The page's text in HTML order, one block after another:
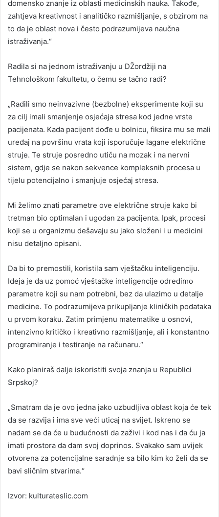
domensko znanje iz oblasti medicinskih nauka. Takođe,
zahtjeva kreativnost i analitičko razmišljanje, s obzirom na
to da je oblast nova i često podrazumijeva naučna
istraživanja.“
Radila si na jednom istraživanju u DŽordžiji na
Tehnološkom fakultetu, o čemu se tačno radi?
„Radili smo neinvazivne (bezbolne) eksperimente koji su
za cilj imali smanjenje osjećaja stresa kod jedne vrste
pacijenata. Kada pacijent dođe u bolnicu, fiksira mu se mali
uređaj na površinu vrata koji isporučuje lagane električne
struje. Te struje posredno utiču na mozak i na nervni
sistem, gdje se nakon sekvence kompleksnih procesa u
tijelu potencijalno i smanjuje osjećaj stresa.
Mi želimo znati parametre ove električne struje kako bi
tretman bio optimalan i ugodan za pacijenta. Ipak, procesi
koji se u organizmu dešavaju su jako složeni i u medicini
nisu detaljno opisani.
Da bi to premostili, koristila sam vještačku inteligenciju.
Ideja je da uz pomoć vještačke inteligencije odredimo
parametre koji su nam potrebni, bez da ulazimo u detalje
medicine. To podrazumijeva prikupljanje kliničkih podataka
u prvom koraku. Zatim primjenu matematike u osnovi,
intenzivno kritičko i kreativno razmišljanje, ali i konstantno
programiranje i testiranje na računaru.“
Kako planiraš dalje iskoristiti svoja znanja u Republici
Srpskoj?
„Smatram da je ovo jedna jako uzbudljiva oblast koja će tek
da se razvija i ima sve veći uticaj na svijet. Iskreno se
nadam se da će u budućnosti da zaživi i kod nas i da ću ja
imati prostora da dam svoj doprinos. Svakako sam uvijek
otvorena za potencijalne saradnje sa bilo kim ko želi da se
bavi sličnim stvarima.“
Izvor: kulturateslic.com